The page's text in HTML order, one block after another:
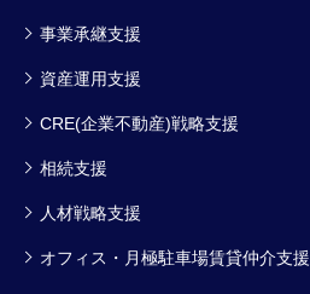
事業承継支援
資産運用支援
CRE(企業不動産)戦略支援
相続支援
人材戦略支援
オフィス・月極駐車場賃貸仲介支援